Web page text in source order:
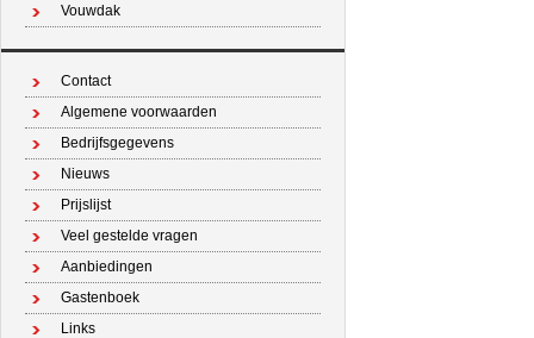
Vouwdak
Contact
Algemene voorwaarden
Bedrijfsgegevens
Nieuws
Prijslijst
Veel gestelde vragen
Aanbiedingen
Gastenboek
Links